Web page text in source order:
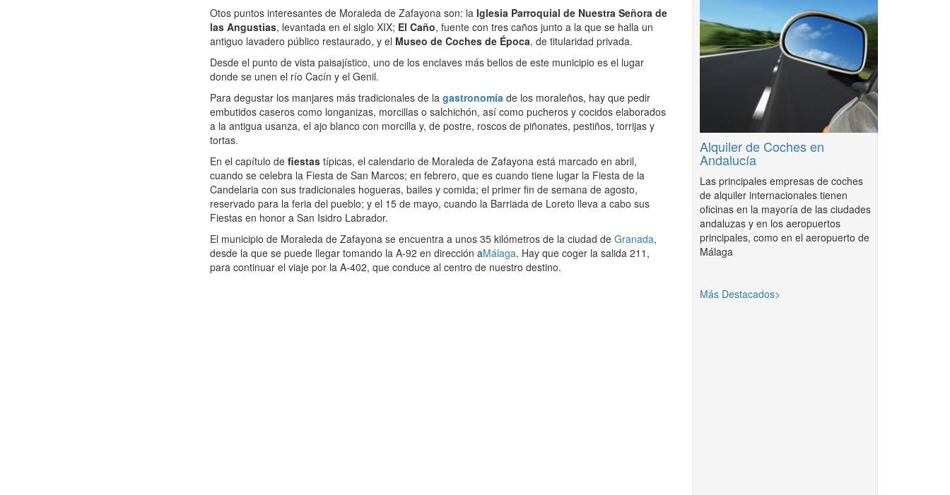
Otos puntos interesantes de Moraleda de Zafayona son: la Iglesia Parroquial de Nuestra Señora de
las Angustias, levantada en el siglo XIX; El Caño, fuente con tres caños junto a la que se halla un
antiguo lavadero público restaurado, y el Museo de Coches de Época, de titularidad privada.
Desde el punto de vista paisajístico, uno de los enclaves más bellos de este municipio es el lugar
donde se unen el río Cacín y el Genil.
Para degustar los manjares más tradicionales de la gastronomía de los moraleños, hay que pedir
embutidos caseros como longanizas, morcillas o salchichón, así como pucheros y cocidos elaborados
a la antigua usanza, el ajo blanco con morcilla y, de postre, roscos de piñonates, pestiños, torrijas y
tortas.
En el capítulo de fiestas típicas, el calendario de Moraleda de Zafayona está marcado en abril,
cuando se celebra la Fiesta de San Marcos; en febrero, que es cuando tiene lugar la Fiesta de la
Candelaria con sus tradicionales hogueras, bailes y comida; el primer fin de semana de agosto,
reservado para la feria del pueblo; y el 15 de mayo, cuando la Barriada de Loreto lleva a cabo sus
Fiestas en honor a San Isidro Labrador.
El municipio de Moraleda de Zafayona se encuentra a unos 35 kilómetros de la ciudad de Granada,
desde la que se puede llegar tomando la A-92 en dirección aMálaga. Hay que coger la salida 211,
para continuar el viaje por la A-402, que conduce al centro de nuestro destino.
Alquiler de Coches en
Andalucía
Las principales empresas de coches
de alquiler internacionales tienen
oficinas en la mayoría de las ciudades
andaluzas y en los aeropuertos
principales, como en el aeropuerto de
Málaga
Más Destacados>